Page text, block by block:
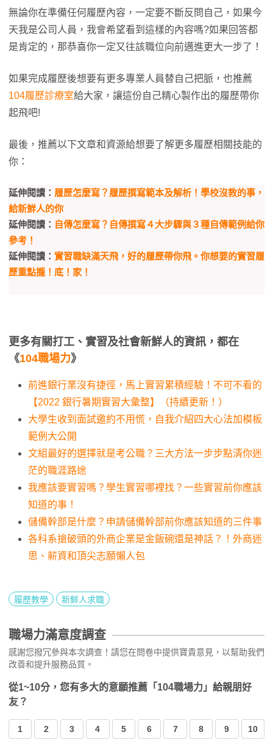
無論你在準備任何履歷內容，一定要不斷反問自己，如果今
天我是公司人員，我會希望看到這樣的內容嗎?如果回答都
是肯定的，那恭喜你一定又往該職位向前邁進更大一步了！
如果完成履歷後想要有更多專業人員替自己把脈，也推薦
104履歷診療室給大家，讓這份自己精心製作出的履歷帶你
起飛吧!
最後，推薦以下文章和資源給想要了解更多履歷相關技能的
你：
延伸閱讀： 履歷怎麼寫？履歷撰寫範本及解析！學校沒教的事，
給新鮮人的你
延伸閱讀： 自傳怎麼寫？自傳撰寫４大步驟與３種自傳範例給你
參考！
延伸閱讀： 實習職缺滿天飛，好的履歷帶你飛。你想要的實習履
歷重點攏！底！家！
更多有關打工、實習及社會新鮮人的資訊，都在
《104職場力》
前進銀行業沒有捷徑，馬上實習累積經驗！不可不看的
【2022 銀行暑期實習大彙整】（持續更新！）
大學生收到面試邀約不用慌，自我介紹四大心法加模板
範例大公開
文組最好的選擇就是考公職？三大方法一步步點清你迷
茫的職涯路途
我應該要實習嗎？學生實習哪裡找？一些實習前你應該
知道的事！
儲備幹部是什麼？申請儲備幹部前你應該知道的三件事
各科系搶破頭的外商企業是金飯碗還是神話？！外商迷
思、薪資和頂尖志願懶人包
履歷教學 新鮮人求職
職場力滿意度調查
感謝您撥冗參與本次調查！請您在問卷中提供寶貴意見，以幫助我們
改善和提升服務品質。
從1~10分，您有多大的意願推薦「104職場力」給親朋好
友？
1 2 3 4 5 6 7 8 9 10